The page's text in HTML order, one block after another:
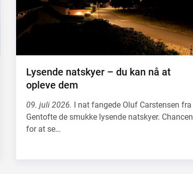
Lysende natskyer – du kan nå at
opleve dem
09. juli 2026.
I nat fangede Oluf Carstensen fra
Gentofte de smukke lysende natskyer. Chancen
for at se…